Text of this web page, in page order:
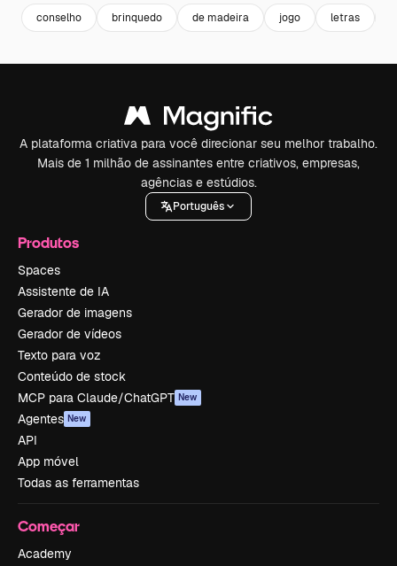
conselho brinquedo de madeira jogo letras
A plataforma criativa para você direcionar seu melhor trabalho.
Mais de 1 milhão de assinantes entre criativos, empresas,
agências e estúdios.
Português
Produtos
Spaces
Assistente de IA
Gerador de imagens
Gerador de vídeos
Texto para voz
Conteúdo de stock
MCP para Claude/ChatGPT New
Agentes New
API
App móvel
Todas as ferramentas
Começar
Academy